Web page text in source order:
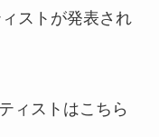
ストが発表され
ィストはこちら